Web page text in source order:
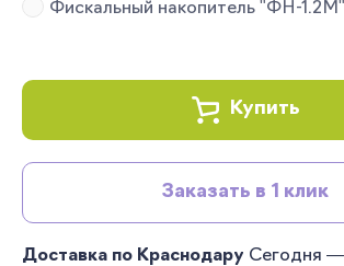
Фискальный накопитель "ФН-
Купить
Заказать в 1 клик
Доставка по Краснодару Сегодня —